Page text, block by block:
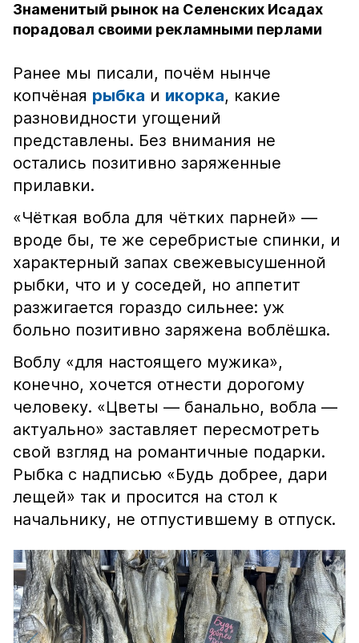
Знаменитый рынок на Селенских Исадах
порадовал своими рекламными перлами
Ранее мы писали, почём нынче
копчёная рыбка и икорка, какие
разновидности угощений
представлены. Без внимания не
остались позитивно заряженные
прилавки.
«Чёткая вобла для чётких парней» —
вроде бы, те же серебристые спинки, и
характерный запах свежевысушенной
рыбки, что и у соседей, но аппетит
разжигается гораздо сильнее: уж
больно позитивно заряжена воблёшка.
Воблу «для настоящего мужика»,
конечно, хочется отнести дорогому
человеку. «Цветы — банально, вобла —
актуально» заставляет пересмотреть
свой взгляд на романтичные подарки.
Рыбка с надписью «Будь добрее, дари
лещей» так и просится на стол к
начальнику, не отпустившему в отпуск.